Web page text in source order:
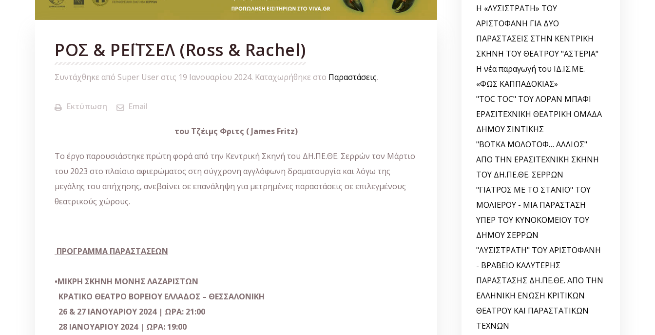
ΡΟΣ & ΡΕΪΤΣΕΛ (Ross & Rachel)
Συντάχθηκε από Super User στις 19 Ιανουαρίου 2024. Καταχωρήθηκε στο Παραστάσεις.
Εκτύπωση Email
του Τζέιμς Φριτς ( James Fritz)
Το έργο παρουσιάστηκε πρώτη φορά από την Κεντρική Σκηνή του ΔΗ.ΠΕ.ΘΕ. Σερρών τον Μάρτιο
του 2023 στο πλαίσιο αφιερώματος στη σύγχρονη αγγλόφωνη δραματουργία και λόγω της
μεγάλης του απήχησης, ανεβαίνει σε επανάληψη για μετρημένες παραστάσεις σε επιλεγμένους
θεατρικούς χώρους.
ΠΡΟΓΡΑΜΜΑ ΠΑΡΑΣΤΑΣΕΩΝ
•ΜΙΚΡΗ ΣΚΗΝΗ ΜΟΝΗΣ ΛΑΖΑΡΙΣΤΩΝ
ΚΡΑΤΙΚΟ ΘΕΑΤΡΟ ΒΟΡΕΙΟΥ ΕΛΛΑΔΟΣ – ΘΕΣΣΑΛΟΝΙΚΗ
26 & 27 ΙΑΝΟΥΑΡΙΟΥ 2024 | ΩΡΑ: 21:00
28 ΙΑΝΟΥΑΡΙΟΥ 2024 | ΩΡΑ: 19:00
Η «ΛΥΣΙΣΤΡΑΤΗ» ΤΟΥ
ΑΡΙΣΤΟΦΑΝΗ ΓΙΑ ΔΥΟ
ΠΑΡΑΣΤΑΣΕΙΣ ΣΤΗΝ ΚΕΝΤΡΙΚΗ
ΣΚΗΝΗ ΤΟΥ ΘΕΑΤΡΟΥ "ΑΣΤΕΡΙΑ"
Η νέα παραγωγή του ΙΔ.ΙΣ.ΜΕ.
«ΦΩΣ ΚΑΠΠΑΔΟΚΙΑΣ»
"TOC TOC" ΤΟΥ ΛΟΡΑΝ ΜΠΑΦΙ
ΕΡΑΣΙΤΕΧΝΙΚΗ ΘΕΑΤΡΙΚΗ ΟΜΑΔΑ
ΔΗΜΟΥ ΣΙΝΤΙΚΗΣ
"ΒΟΤΚΑ ΜΟΛΟΤΟΦ… ΑΛΛΙΩΣ"
ΑΠΟ ΤΗΝ ΕΡΑΣΙΤΕΧΝΙΚΗ ΣΚΗΝΗ
ΤΟΥ ΔΗ.ΠΕ.ΘΕ. ΣΕΡΡΩΝ
"ΓΙΑΤΡΟΣ ΜΕ ΤΟ ΣΤΑΝΙΟ" ΤΟΥ
ΜΟΛΙΕΡΟΥ - ΜΙΑ ΠΑΡΑΣΤΑΣΗ
ΥΠΕΡ ΤΟΥ ΚΥΝΟΚΟΜΕΙΟΥ ΤΟΥ
ΔΗΜΟΥ ΣΕΡΡΩΝ
"ΛΥΣΙΣΤΡΑΤΗ" ΤΟΥ ΑΡΙΣΤΟΦΑΝΗ
- ΒΡΑΒΕΙΟ ΚΑΛΥΤΕΡΗΣ
ΠΑΡΑΣΤΑΣΗΣ ΔΗ.ΠΕ.ΘΕ. ΑΠΟ ΤΗΝ
ΕΛΛΗΝΙΚΗ EΝΩΣΗ ΚΡΙΤΙΚΩΝ
ΘΕΑΤΡΟΥ ΚΑΙ ΠΑΡΑΣΤΑΤΙΚΩΝ
ΤΕΧΝΩΝ